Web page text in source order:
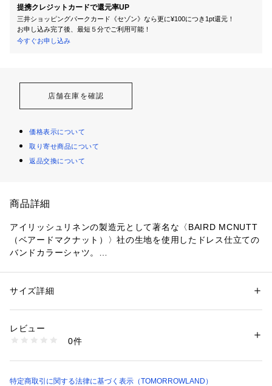
提携クレジットカードで還元率UP
三井ショッピングパークカード《セゾン》なら更に¥100につき1pt還元！
お申し込み完了後、最短５分でご利用可能！
今すぐお申し込み
店舗在庫を確認
価格表示について
取り寄せ商品について
返品交換について
商品詳細
アイリッシュリネンの製造元として著名な〈BAIRD MCNUTT
（ベアードマクナット）〉社の生地を使用したドレス仕立ての
バンドカラーシャツ。
様々な欧米のブランドから愛されています。
光沢のある表面感とクリアな発色が特徴です。
たリネン生地です。
性別：メンズ
素材：麻100％
洗濯：手洗い、漂白不可、タンブル乾燥不可、自然乾燥、アイロン仕上げ
可、ドライ可、ウエットクリーニング可
商品番号：1095000007314 （モール）
サイズ詳細
レビュー
0件
特定商取引に関する法律に基づく表示（TOMORROWLAND）